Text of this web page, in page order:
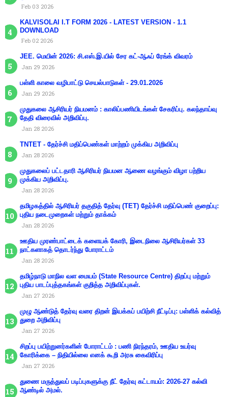
Feb 03 2026
KALVISOLAI I.T FORM 2026 - LATEST VERSION - 1.1
DOWNLOAD
Feb 02 2026
JEE. மெயின் 2026: சி.எஸ்.இ.யில் சேர கட்-ஆஃப் ரேங்க் விவரம்
Jan 29 2026
பள்ளி காலை வழிபாட்டு செயல்பாடுகள் - 29.01.2026
Jan 29 2026
முதுகலை ஆசிரியர் நியமனம் : காலிப்பணியிடங்கள் சேகரிப்பு. கலந்தாய்வு
தேதி விரைவில் அறிவிப்பு.
Jan 28 2026
TNTET - தேர்ச்சி மதிப்பெண்கள் மாற்றம் முக்கிய அறிவிப்பு
Jan 28 2026
முதுகலைப் பட்டதாரி ஆசிரியர் நியமன ஆணை வழங்கும் விழா பற்றிய
முக்கிய அறிவிப்பு.
Jan 28 2026
தமிழகத்தில் ஆசிரியர் தகுதித் தேர்வு (TET) தேர்ச்சி மதிப்பெண் குறைப்பு:
புதிய நடைமுறைகள் மற்றும் தாக்கம்
Jan 28 2026
ஊதிய முரண்பாட்டைக் களையக் கோரி, இடைநிலை ஆசிரியர்கள் 33
நாட்களாகத் தொடர்ந்து போராட்டம்
Jan 28 2026
தமிழ்நாடு மாநில வள மையம் (State Resource Centre) திறப்பு மற்றும்
புதிய பாடப்புத்தகங்கள் குறித்த அறிவிப்புகள்.
Jan 27 2026
முழு ஆண்டுத் தேர்வு வரை திறன் இயக்கப் பயிற்சி நீட்டிப்பு: பள்ளிக் கல்வித்
துறை அறிவிப்பு
Jan 27 2026
சிறப்பு பயிற்றுனர்களின் போராட்டம் : பணி நிரந்தரம், ஊதிய உயர்வு
கோரிக்கை – நிதியில்லை எனக் கூறி அரசு கைவிரிப்பு
Jan 27 2026
துணை மருத்துவப் படிப்புகளுக்கு நீட் தேர்வு கட்டாயம்: 2026-27 கல்வி
ஆண்டில் அமல்.